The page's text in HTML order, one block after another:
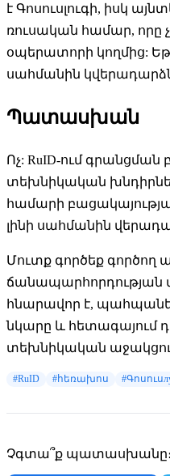
է Գոսուսլուգի, իսկ
ռուսական համար, որը
օպերատորի կողմից:
սահմանին
Պատասխան
Ոչ: RuID-ում գրանցման
տեխնիկական
համարի
լինի սահմանին
Մուտք գործեք գործող
հնարավոր է,
նկարը և հետագայում
տեխնիկական
#RuID #հեռախոս
Չգտա՞ք պատասխանը։